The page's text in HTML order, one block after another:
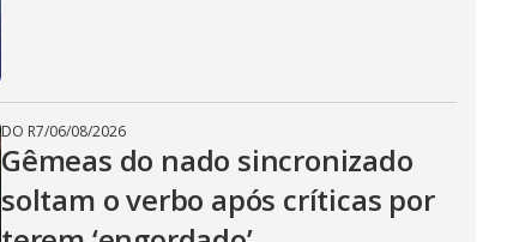
DO R7/06/08/2026
Gêmeas do nado sincronizado
soltam o verbo após críticas por